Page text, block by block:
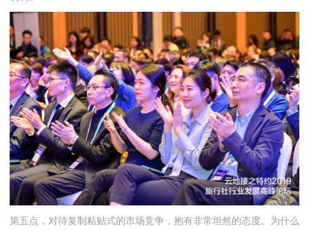
第五点，对待复制粘贴式的市场竞争，抱有非常坦然的态度。为什么